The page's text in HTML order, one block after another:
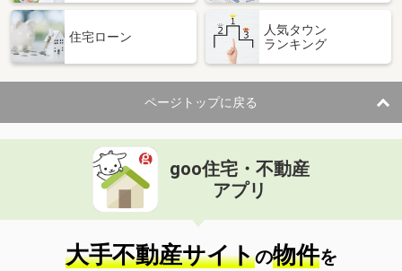
和歌山県和歌山市毛見
住 所
和歌山県和歌山市毛見
専有面積 57.07m²
間取り
2LDK
和歌山県和歌山市六十谷
価 格
住 所
和歌山県和歌山市六十谷
専有面積 37.03m²
間取り
ワンルーム
住宅ローン
人気タウン
ランキング
ページトップに戻る
goo住宅・不動産
アプリ
大手不動産サイトの物件を